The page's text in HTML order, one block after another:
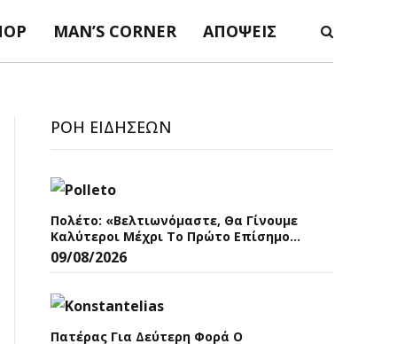
MAN’S CORNER ΑΠΌΨΕΙΣ
ΡΟΉ ΕΙΔΉΣΕΩΝ
Πολέτο: «Βελτιωνόμαστε, Θα Γίνουμε
Καλύτεροι Μέχρι Το Πρώτο Επίσημο
Ματς»
09/08/2026
Πατέρας Για Δεύτερη Φορά Ο